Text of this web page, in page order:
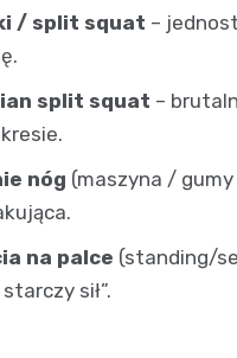
/ split squat –
split squat –
nóg (maszyna /
na palce (standing/
sił”.